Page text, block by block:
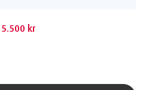
5.500 kr